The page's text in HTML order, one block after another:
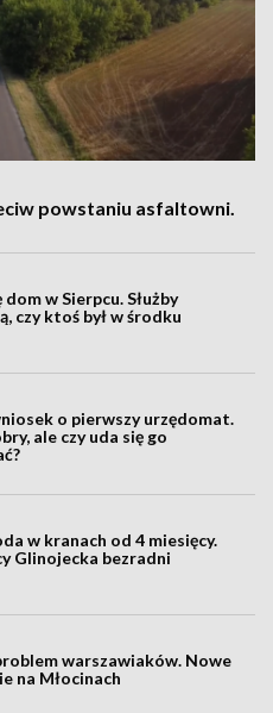
powstaniu asfaltowni.
dom w Sierpcu. Służby
czy ktoś był w środku
o pierwszy urzędomat.
ale czy uda się go
w kranach od 4 miesięcy.
Glinojecka bezradni
warszawiaków. Nowe
na Młocinach